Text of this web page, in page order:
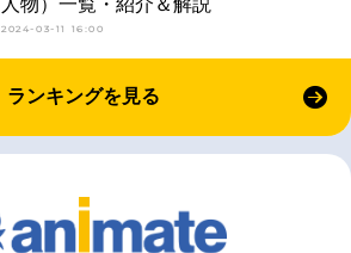
人物）一覧・紹介＆解説
2024-03-11 16:00
ランキングを見る